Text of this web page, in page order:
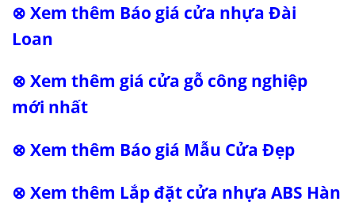
⊗ Xem thêm Báo giá cửa nhựa Đài
Loan
⊗ Xem thêm giá cửa gỗ công nghiệp
mới nhất
⊗ Xem thêm Báo giá Mẫu Cửa Đẹp
⊗ Xem thêm Lắp đặt cửa nhựa ABS Hàn